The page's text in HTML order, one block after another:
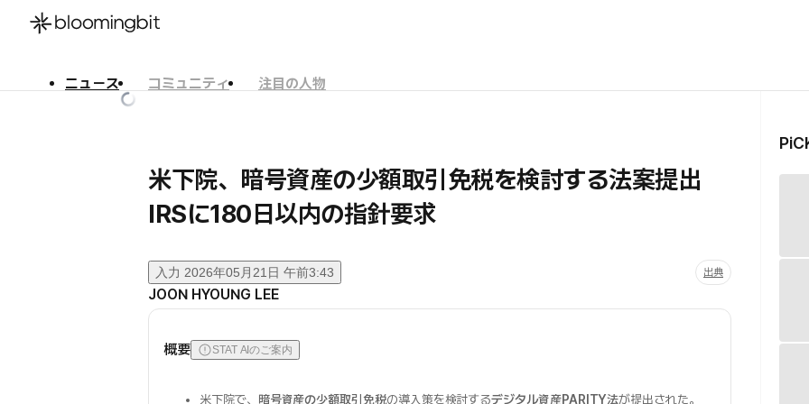
ニュース コミュニティ
注目の人物
米下院、暗号資産の少額取引免税を検討する法案提出
IRSに180日以内の指針要求
入力 2026年05月21日 午前3:43 出典
JOON HYOUNG LEE
概要 STAT AIのご案内
米下院で、 暗号資産の少額取引免税の導入策を検討するデジタル資産PARITY法が提出された。